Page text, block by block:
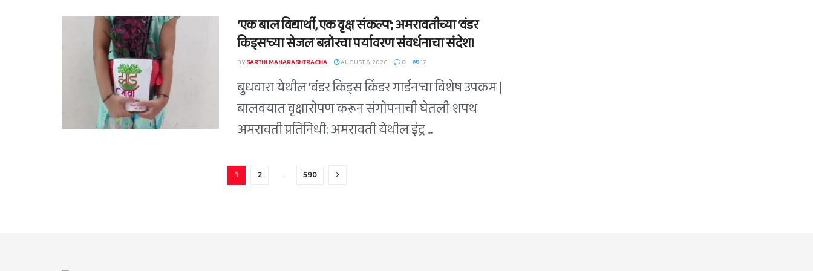
‘एक बाल विद्यार्थी, एक वृक्ष संकल्प’; अमरावतीच्या ‘वंडर
किड्स’च्या सेजल बन्नोरचा पर्यावरण संवर्धनाचा संदेश!
BYSARTHI MAHARASHTRACHA AUGUST 6, 2026 0 17
बुधवारा येथील 'वंडर किड्स किंडर गार्डन'चा विशेष उपक्रम |
बालवयात वृक्षारोपण करून संगोपनाची घेतली शपथ
अमरावती प्रतिनिधी: अमरावती येथील इंद्र ...
1 2 … 590